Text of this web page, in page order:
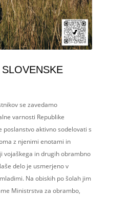
se zavedamo
varnosti Republike
poslanstvo aktivno sodelovati s
z njenimi enotami in
vojaškega in drugih obrambno
delo je usmerjeno v
Na obiskih po šolah jim
Ministrstva za obrambo,